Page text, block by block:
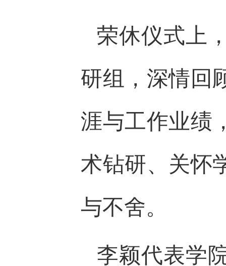
荣休仪式上
研组，深情回
涯与工作业绩
术钻研、关怀
与不舍。
李颖代表学